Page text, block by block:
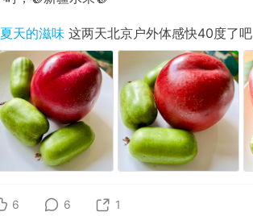
天的滋味 这两天北京户外体感快40度了吧
6 6 1